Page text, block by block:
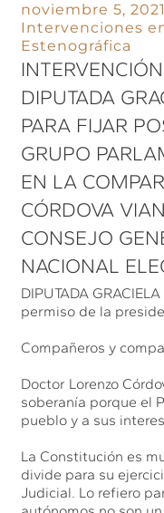
noviembre 5, 2021
Intervenciones
Estenográfica
DIPUTADA
PARA FIJAR
GRUPO
EN LA
CÓRDOVA
CONSEJO
NACIONAL
DIPUTADA
permiso de la
Compañeros y
Doctor Lorenzo
soberanía porque el
pueblo y a sus
La Constitución es
divide para su
Judicial. Lo refiero